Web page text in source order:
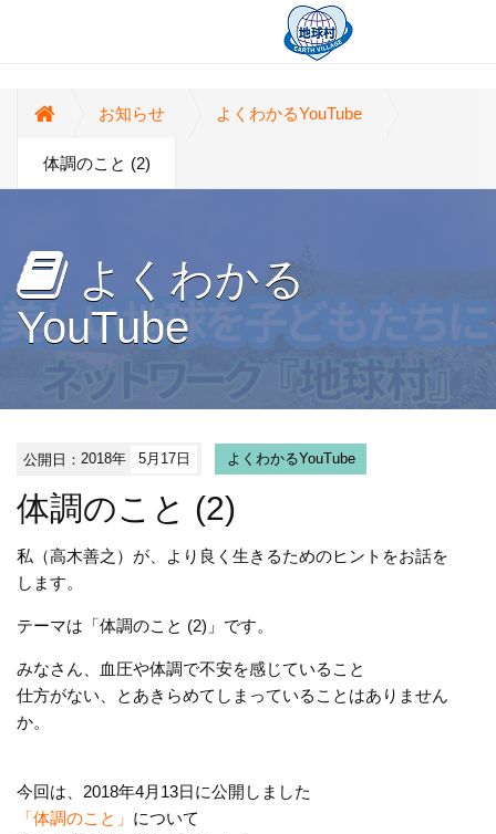
お知らせ よくわかるYouTube
体調のこと (2)
よくわかる
YouTube
公開日：2018年 5月17日 よくわかるYouTube
体調のこと (2)
私（高木善之）が、より良く生きるためのヒントをお話を
します。
テーマは「体調のこと (2)」です。
みなさん、血圧や体調で不安を感じていること
仕方がない、とあきらめてしまっていることはありません
か。
今回は、2018年4月13日に公開しました
「体調のこと」 について